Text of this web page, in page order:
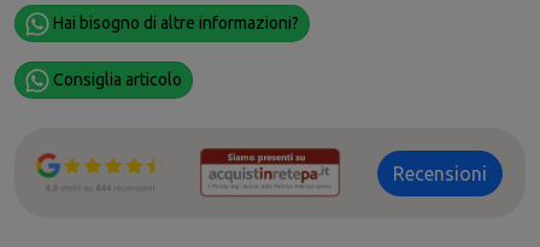
Hai bisogno di altre informazioni?
Consiglia articolo
Recensioni